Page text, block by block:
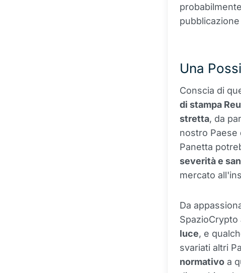
Una
Conscia di
di stampa
stretta, da
nostro Paese
Panetta
severità e
mercato
Da
luce, e
svariati altri
normativo a